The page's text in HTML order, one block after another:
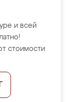
и всей
стоимости